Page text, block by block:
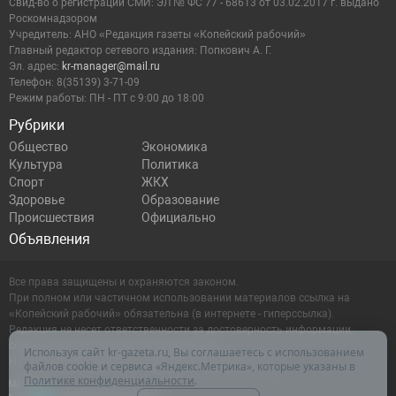
Рубрики
Общество
Экономика
Культура
Политика
Спорт
ЖКХ
Здоровье
Образование
Происшествия
Официально
Объявления
Cвид-во о регистрации СМИ: ЭЛ № ФС 77 - 68613 от 03.02.2017 г. выдано
Роскомнадзором
Учредитель: АНО «Редакция газеты «Копейский рабочий»
Главный редактор сетевого издания: Попкович А. Г.
Эл. адрес: kr-manager@mail.ru
Телефон: 8(35139) 3-71-09
Режим работы: ПН - ПТ с 9:00 до 18:00
Все права защищены и охраняются законом.
При полном или частичном использовании материалов ссылка на
«Копейский рабочий» обязательна (в интернете - гиперссылка).
Редакция не несет ответственности за достоверность информации,
содержащейся в рекламных объявлениях.
Настоящий ресурс может содержать материалы 16+
Используя сайт kr-gazeta.ru, Вы соглашаетесь с использованием
файлов cookie и сервиса «Яндекс.Метрика», которые указаны в
Политике конфиденциальности.